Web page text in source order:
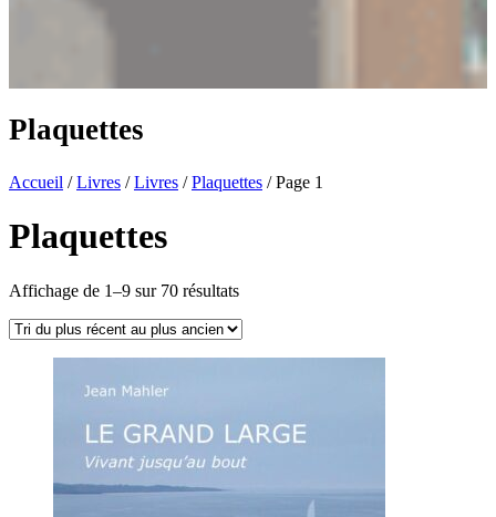
Plaquettes
Accueil /Livres /Livres /Plaquettes / Page 1
Plaquettes
Affichage de 1–9 sur 70 résultatsTrié